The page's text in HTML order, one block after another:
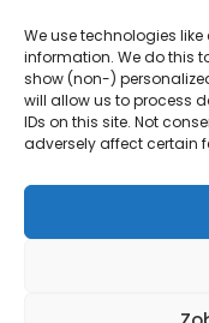
We use technologies
information. We do this
show (non-)
will allow us to process
IDs on this site. Not
adversely affect certain
przez Financial
wyłącznie w
zawierająca linki
i korzystając
Financial Conduct
contains